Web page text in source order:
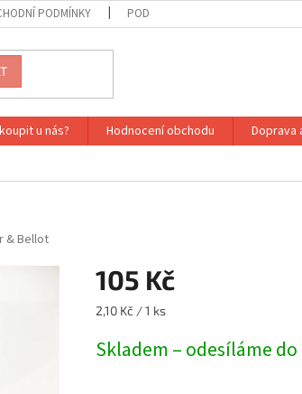
PODMÍNKY PODMÍNKY OCHRANY OSOBNÍCH
u nás? Hodnocení obchodu Doprava
& Bellot
105 Kč
Měrná
2,10 Kč / 1 ks
Skladem – odesíláme do